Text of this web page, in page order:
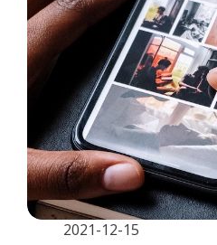
2021-12-15